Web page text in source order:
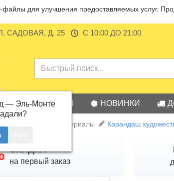
для улучшения предоставляемых услуг.
САДОВАЯ, Д. 25 С 10:00 ДО 21:00
— Эль-Монте
БРЕНДЫ НОВИНКИ
и графические материалы Карандаш
СКИДКА
на первый заказ